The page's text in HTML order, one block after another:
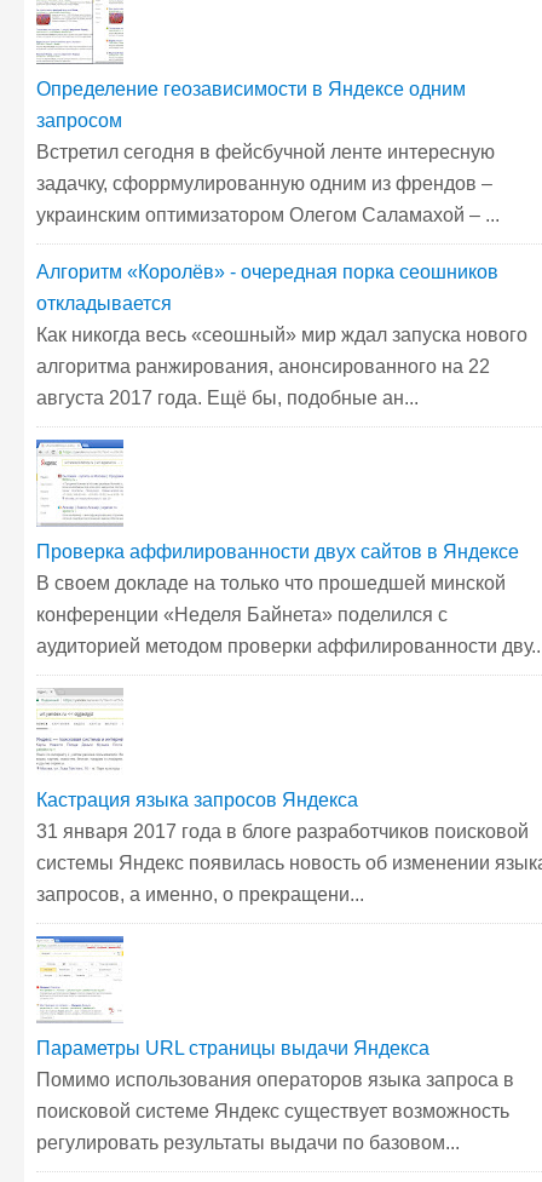
Определение геозависимости в Яндексе одним
запросом
Встретил сегодня в фейсбучной ленте интересную
задачку, сфоррмулированную одним из френдов –
украинским оптимизатором Олегом Саламахой – ...
Алгоритм «Королёв» - очередная порка сеошников
откладывается
Как никогда весь «сеошный» мир ждал запуска нового
алгоритма ранжирования, анонсированного на 22
августа 2017 года. Ещё бы, подобные ан...
Проверка аффилированности двух сайтов в Яндексе
В своем докладе на только что прошедшей минской
конференции «Неделя Байнета» поделился с
аудиторией методом проверки аффилированности
Кастрация языка запросов Яндекса
31 января 2017 года в блоге разработчиков поисковой
системы Яндекс появилась новость об изменении
запросов, а именно, о прекращени...
Параметры URL страницы выдачи Яндекса
Помимо использования операторов языка запроса в
поисковой системе Яндекс существует возможность
регулировать результаты выдачи по базовом...